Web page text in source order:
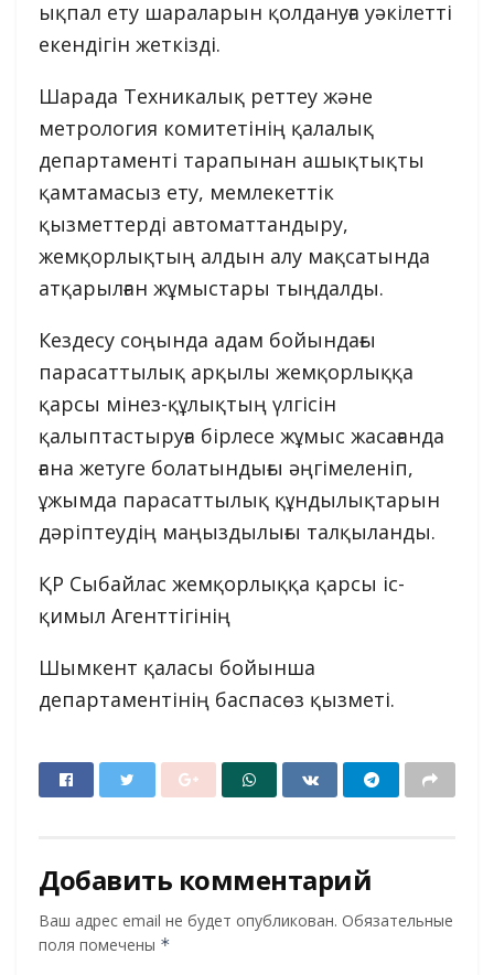
ықпал ету шараларын қолдануға уәкілетті
екендігін жеткізді.
Шарада Техникалық реттеу және
метрология комитетінің қалалық
департаменті тарапынан ашықтықты
қамтамасыз ету, мемлекеттік
қызметтерді автоматтандыру,
жемқорлықтың алдын алу мақсатында
атқарылған жұмыстары тыңдалды.
Кездесу соңында адам бойындағы
парасаттылық арқылы жемқорлыққа
қарсы мінез-құлықтың үлгісін
қалыптастыруға бірлесе жұмыс жасағанда
ғана жетуге болатындығы әңгімеленіп,
ұжымда парасаттылық құндылықтарын
дәріптеудің маңыздылығы талқыланды.
ҚР Сыбайлас жемқорлыққа қарсы іс-
қимыл Агенттігінің
Шымкент қаласы бойынша
департаментінің баспасөз қызметі.
Добавить комментарий
Ваш адрес email не будет опубликован. Обязательные
поля помечены *